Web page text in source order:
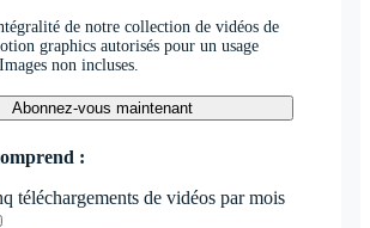
de notre collection de vidéos de
graphics autorisés pour un usage
non incluses.
Abonnez-vous maintenant
:
téléchargements de vidéos par mois